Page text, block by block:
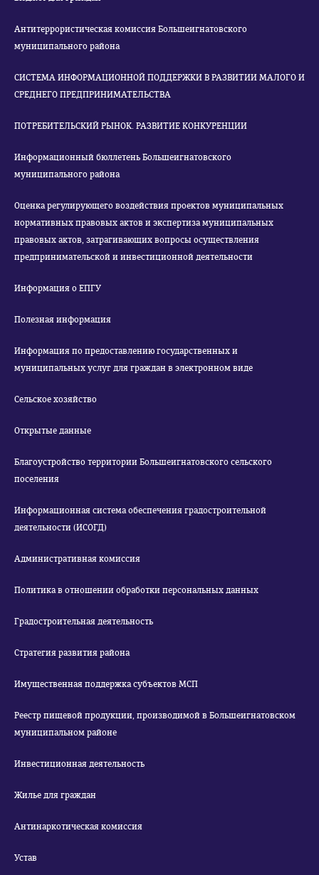
Антитеррористическая комиссия Большеигнатовского
муниципального района
СИСТЕМА ИНФОРМАЦИОННОЙ ПОДДЕРЖКИ В РАЗВИТИИ МАЛОГО И
СРЕДНЕГО ПРЕДПРИНИМАТЕЛЬСТВА
ПОТРЕБИТЕЛЬСКИЙ РЫНОК. РАЗВИТИЕ КОНКУРЕНЦИИ
Информационный бюллетень Большеигнатовского
муниципального района
Оценка регулирующего воздействия проектов муниципальных
нормативных правовых актов и экспертиза муниципальных
правовых актов, затрагивающих вопросы осуществления
предпринимательской и инвестиционной деятельности
Информация о ЕПГУ
Полезная информация
Информация по предоставлению государственных и
муниципальных услуг для граждан в электронном виде
Сельское хозяйство
Открытые данные
Благоустройство территории Большеигнатовского сельского
поселения
Информационная система обеспечения градостроительной
деятельности (ИСОГД)
Административная комиссия
Политика в отношении обработки персональных данных
Градостроительная деятельность
Стратегия развития района
Имущественная поддержка субъектов МСП
Реестр пищевой продукции, производимой в Большеигнатовском
муниципальном районе
Инвестиционная деятельность
Жилье для граждан
Антинаркотическая комиссия
Устав